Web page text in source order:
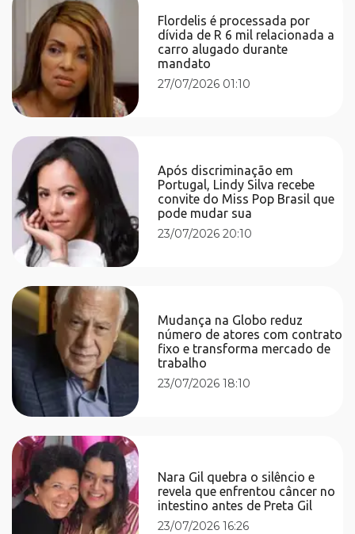
Flordelis é processada por
dívida de R 6 mil relacionada a
carro alugado durante
mandato
27/07/2026 01:10
Após discriminação em
Portugal, Lindy Silva recebe
convite do Miss Pop Brasil que
pode mudar sua
23/07/2026 20:10
Mudança na Globo reduz
número de atores com contrato
fixo e transforma mercado de
trabalho
23/07/2026 18:10
Nara Gil quebra o silêncio e
revela que enfrentou câncer no
intestino antes de Preta Gil
23/07/2026 16:26